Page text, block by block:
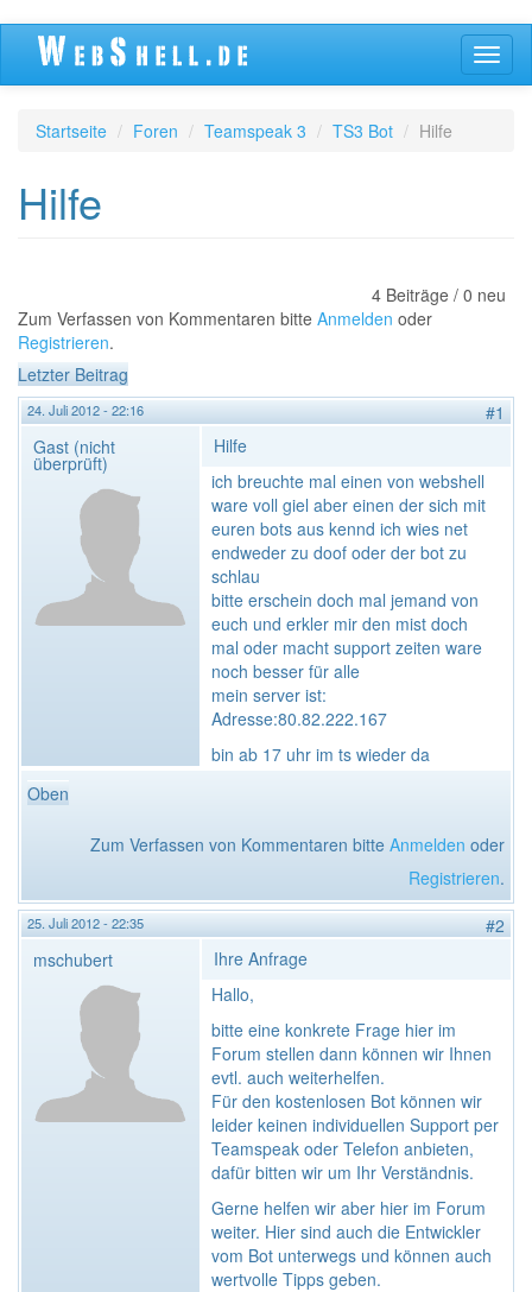
Direkt
Inhalt
Startseite Foren Teamspeak 3 TS3 Bot Hilfe
Hilfe
4 Beiträge / 0 neu
Zum Verfassen von Kommentaren bitte Anmelden oder
Registrieren.
Letzter Beitrag
24. Juli 2012 - 22:16
#1
Gast (nicht
überprüft)
Hilfe
ich breuchte mal einen von webshell
ware voll giel aber einen der sich mit
euren bots aus kennd ich wies net
endweder zu doof oder der bot zu
schlau
bitte erschein doch mal jemand von
euch und erkler mir den mist doch
mal oder macht support zeiten ware
noch besser für alle
mein server ist:
Adresse:80.82.222.167
bin ab 17 uhr im ts wieder da
Oben
Zum Verfassen von Kommentaren bitte Anmelden oder
Registrieren.
25. Juli 2012 - 22:35
#2
mschubert
Ihre Anfrage
Hallo,
bitte eine konkrete Frage hier im
Forum stellen dann können wir Ihnen
evtl. auch weiterhelfen.
Für den kostenlosen Bot können wir
leider keinen individuellen Support per
Teamspeak oder Telefon anbieten,
dafür bitten wir um Ihr Verständnis.
Gerne helfen wir aber hier im Forum
weiter. Hier sind auch die Entwickler
vom Bot unterwegs und können auch
wertvolle Tipps geben.